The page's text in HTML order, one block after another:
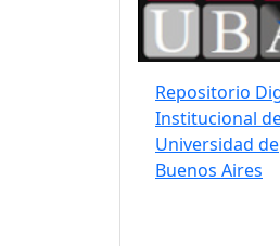
Repositorio
Institucional
Universidad de
Buenos Aires